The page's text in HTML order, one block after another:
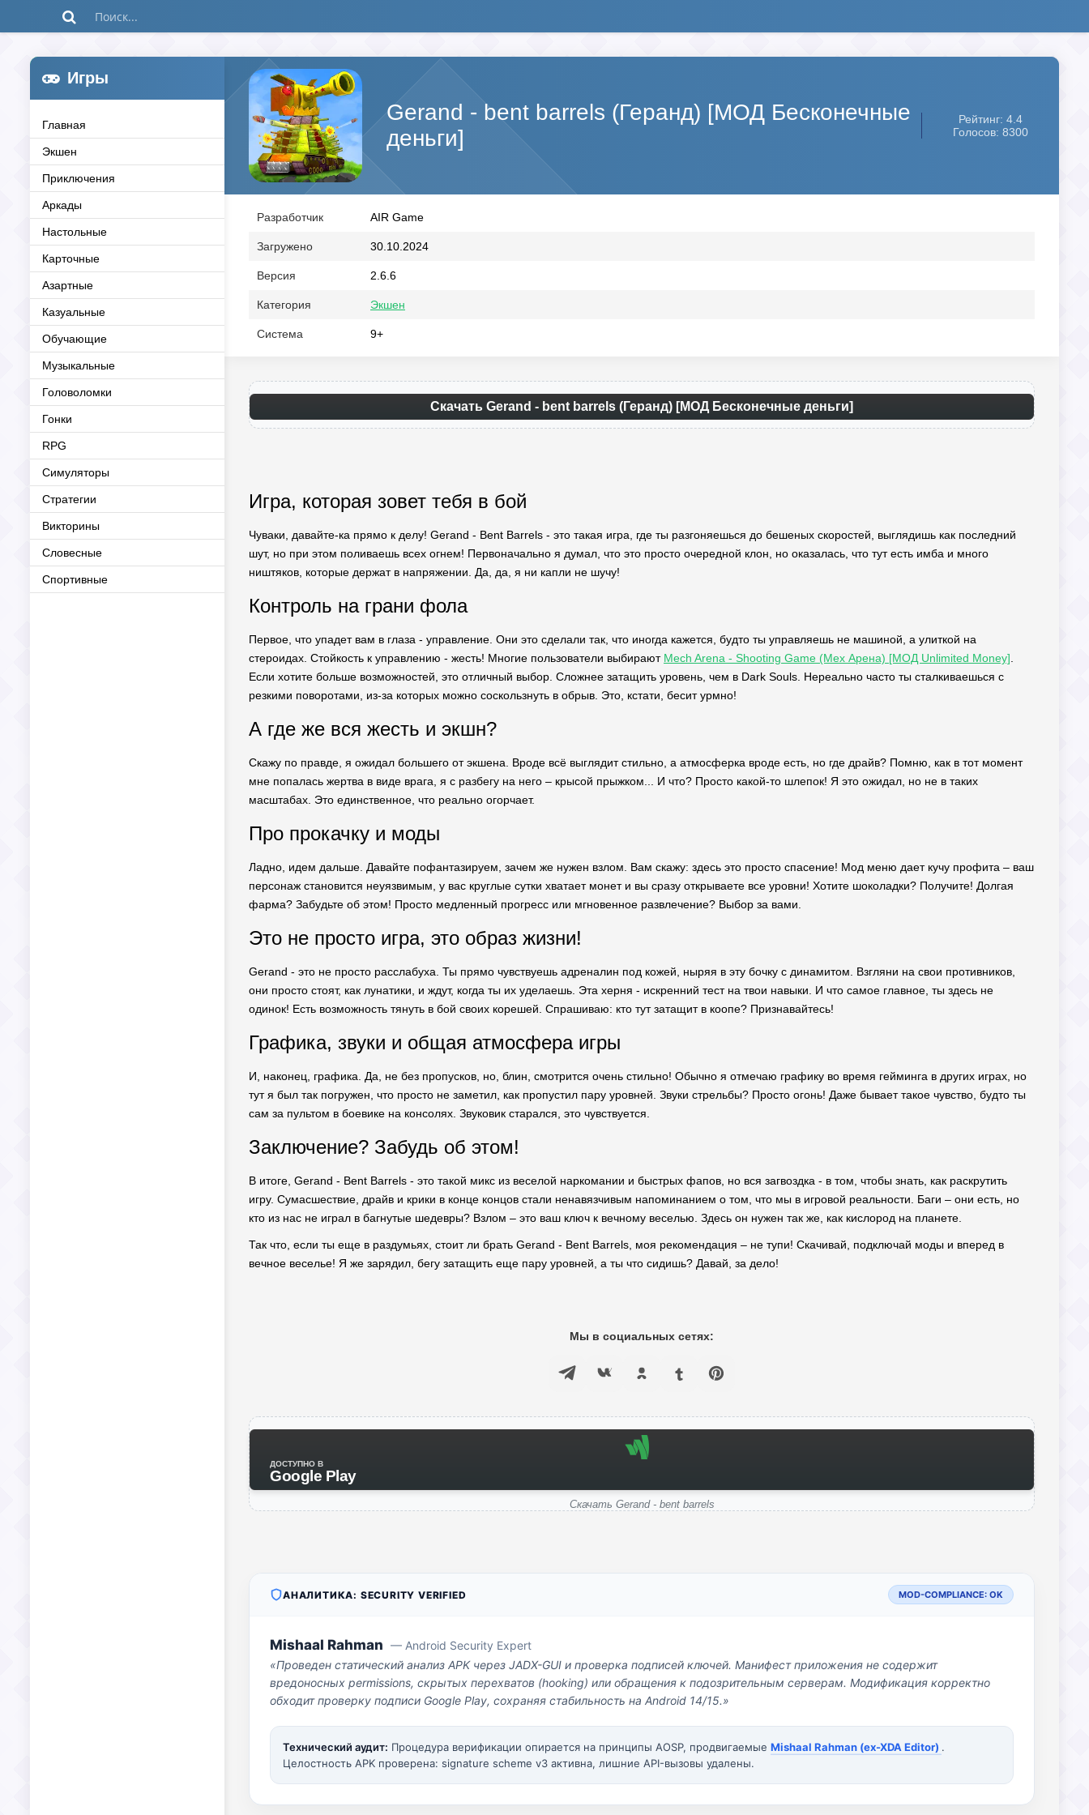
Игры
Главная
Экшен
Приключения
Аркады
Настольные
Карточные
Азартные
Казуальные
Обучающие
Музыкальные
Головоломки
Гонки
RPG
Симуляторы
Стратегии
Викторины
Словесные
Спортивные
Gerand - bent barrels (Геранд) [МОД Бесконечные
деньги]
Рейтинг: 4.4
Голосов: 8300
Разработчик AIR Game
Загружено 30.10.2024
Версия 2.6.6
Категория Экшен
Система 9+
Скачать Gerand - bent barrels (Геранд) [МОД Бесконечные деньги]
Игра, которая зовет тебя в бой
Чуваки, давайте-ка прямо к делу! Gerand - Bent Barrels - это такая игра, где ты разгоняешься до бешеных скоростей, выглядишь как последний
шут, но при этом поливаешь всех огнем! Первоначально я думал, что это просто очередной клон, но оказалась, что тут есть имба и много
ништяков, которые держат в напряжении. Да, да, я ни капли не шучу!
Контроль на грани фола
Первое, что упадет вам в глаза - управление. Они это сделали так, что иногда кажется, будто ты управляешь не машиной, а улиткой на
стероидах. Стойкость к управлению - жесть! Многие пользователи выбирают Mech Arena - Shooting Game (Мех Арена) [МОД Unlimited Money]
Если хотите больше возможностей, это отличный выбор. Сложнее затащить уровень, чем в Dark Souls. Нереально часто ты сталкиваешься с
резкими поворотами, из-за которых можно соскользнуть в обрыв. Это, кстати, бесит урмно!
А где же вся жесть и экшн?
Скажу по правде, я ожидал большего от экшена. Вроде всё выглядит стильно, а атмосферка вроде есть, но где драйв? Помню, как в тот момент
мне попалась жертва в виде врага, я с разбегу на него – крысой прыжком... И что? Просто какой-то шлепок! Я это ожидал, но не в таких
масштабах. Это единственное, что реально огорчает.
Про прокачку и моды
Ладно, идем дальше. Давайте пофантазируем, зачем же нужен взлом. Вам скажу: здесь это просто спасение! Мод меню дает кучу профита – ваш
персонаж становится неуязвимым, у вас круглые сутки хватает монет и вы сразу открываете все уровни! Хотите шоколадки? Получите! Долгая
фарма? Забудьте об этом! Просто медленный прогресс или мгновенное развлечение? Выбор за вами.
Это не просто игра, это образ жизни!
Gerand - это не просто расслабуха. Ты прямо чувствуешь адреналин под кожей, ныряя в эту бочку с динамитом. Взгляни на свои противников,
они просто стоят, как лунатики, и ждут, когда ты их уделаешь. Эта херня - искренний тест на твои навыки. И что самое главное, ты здесь не
одинок! Есть возможность тянуть в бой своих корешей. Спрашиваю: кто тут затащит в коопе? Признавайтесь!
Графика, звуки и общая атмосфера игры
И, наконец, графика. Да, не без пропусков, но, блин, смотрится очень стильно! Обычно я отмечаю графику во время гейминга в других играх, но
тут я был так погружен, что просто не заметил, как пропустил пару уровней. Звуки стрельбы? Просто огонь! Даже бывает такое чувство, будто ты
сам за пультом в боевике на консолях. Звуковик старался, это чувствуется.
Заключение? Забудь об этом!
В итоге, Gerand - Bent Barrels - это такой микс из веселой наркомании и быстрых фапов, но вся загвоздка - в том, чтобы знать, как раскрутить
игру. Сумасшествие, драйв и крики в конце концов стали ненавязчивым напоминанием о том, что мы в игровой реальности. Баги – они есть, но
кто из нас не играл в багнутые шедевры? Взлом – это ваш ключ к вечному веселью. Здесь он нужен так же, как кислород на планете.
Так что, если ты еще в раздумьях, стоит ли брать Gerand - Bent Barrels, моя рекомендация – не тупи! Скачивай, подключай моды и вперед в
вечное веселье! Я же зарядил, бегу затащить еще пару уровней, а ты что сидишь? Давай, за дело!
Мы в социальных сетях:
ДОСТУПНО В
Google Play
Скачать Gerand - bent barrels
АНАЛИТИКА: SECURITY VERIFIED MOD-COMPLIANCE: OK
Mishaal Rahman — Android Security Expert
«Проведен статический анализ APK через JADX-GUI и проверка подписей ключей. Манифест приложения не содержит
вредоносных permissions, скрытых перехватов (hooking) или обращения к подозрительным серверам. Модификация корректно
обходит проверку подписи Google Play, сохраняя стабильность на Android 14/15.»
Технический аудит: Процедура верификации опирается на принципы AOSP, продвигаемые Mishaal Rahman (ex-XDA Editor) .
Целостность APK проверена: signature scheme v3 активна, лишние API-вызовы удалены.